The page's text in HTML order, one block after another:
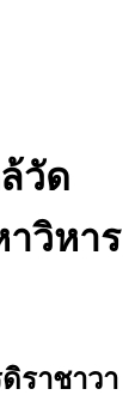
วัด
วิหาร
ราชาวา